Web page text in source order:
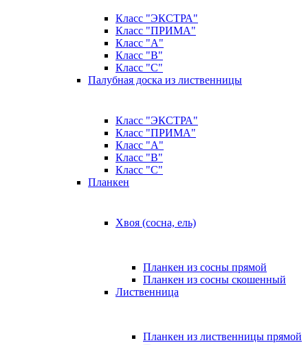
Класс "ЭКСТРА"
Класс "ПРИМА"
Класс "А"
Класс "B"
Класс "C"
Палубная доска из лиственницы
Класс "ЭКСТРА"
Класс "ПРИМА"
Класс "А"
Класс "B"
Класс "C"
Планкен
Хвоя (сосна, ель)
Планкен из сосны прямой
Планкен из сосны скошенный
Лиственница
Планкен из лиственницы прямой